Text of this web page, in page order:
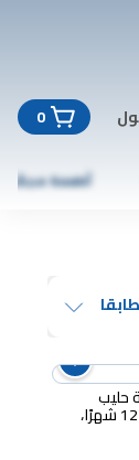
0
أطعمة مجمّدة
2 تركيبة حليب
للمتابعة من عمر 6 إلى 12 شهرًا،